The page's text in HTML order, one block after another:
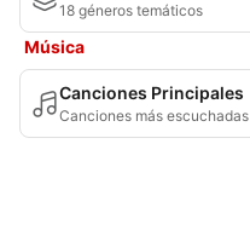
18 géneros temáticos
Música
Canciones Principales
Canciones más escuchadas